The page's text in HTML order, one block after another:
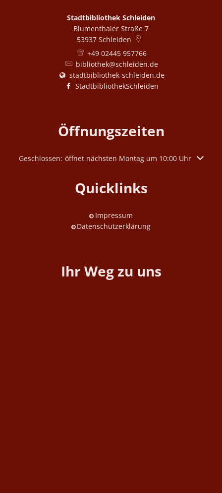
Stadtbibliothek Schleiden
Blumenthaler Straße 7
53937 Schleiden
+49 02445 957766
bibliothek@schleiden.de
stadtbibliothek-schleiden.de
StadtbibliothekSchleiden
Öffnungszeiten
Klicken, um weitere Öffnungs- oder Schließzeiten
Geschlossen: öffnet nächsten Montag um 10:00 Uhr
Quicklinks
Impressum
Datenschutzerklärung
Ihr Weg zu uns